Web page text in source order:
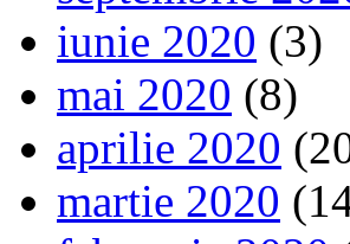
iunie 2020 (3)
mai 2020 (8)
aprilie 2020
martie 2020